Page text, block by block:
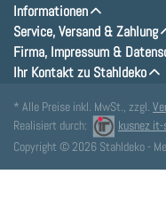
Informationen
Service, Versand & Zahlung
Firma, Impressum &
Ihr Kontakt zu Stahldeko
* Alle Preise inkl. MwSt., zzgl.
Realisiert durch:
kusnez
Copyright © 2026 Stahldeko -